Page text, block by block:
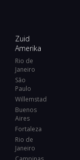
Zuid
Amerika
Rio de
Janeiro
São
Paulo
Willemstad
Buenos
Aires
Fortaleza
Rio de
Janeiro